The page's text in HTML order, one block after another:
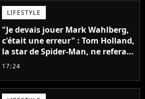
LIFESTYLE
"Je devais jouer Mark Wahlberg,
c'était une erreur" : Tom Holland,
la star de Spider-Man, ne referait
pas ce blockbuster
17:24